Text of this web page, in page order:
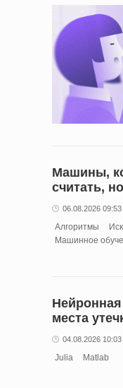
Машины,
считать,
06.08.2026 09:53
Алгоритмы
Машинное
места
04.08.2026 10:03
Julia Matlab